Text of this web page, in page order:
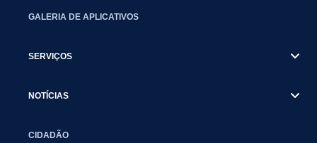
GALERIA DE APLICATIVOS
SERVIÇOS
NOTÍCIAS
CIDADÃO